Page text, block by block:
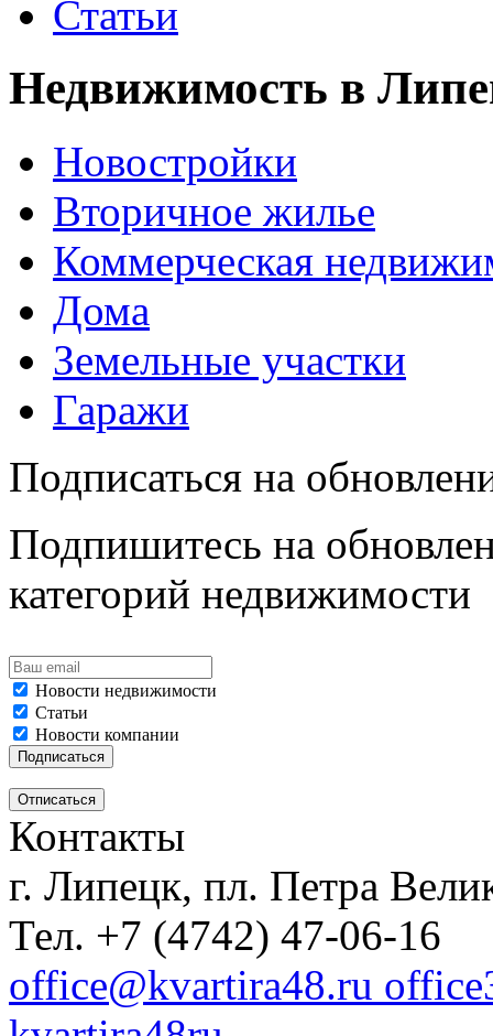
Статьи
Недвижимость в
Новостройки
Вторичное жилье
Коммерческая
Дома
Земельные участки
Гаражи
Подписаться на
Подпишитесь на
категорий недвижимости
Новости недвижимости
Статьи
Новости компании
Контакты
г. Липецк, пл. Петра
Тел. +7 (4742) 47-06-16
office@kvartira48.ru